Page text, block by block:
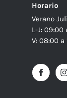
Horario
Verano
L-J: 09:00
V: 08:00 a